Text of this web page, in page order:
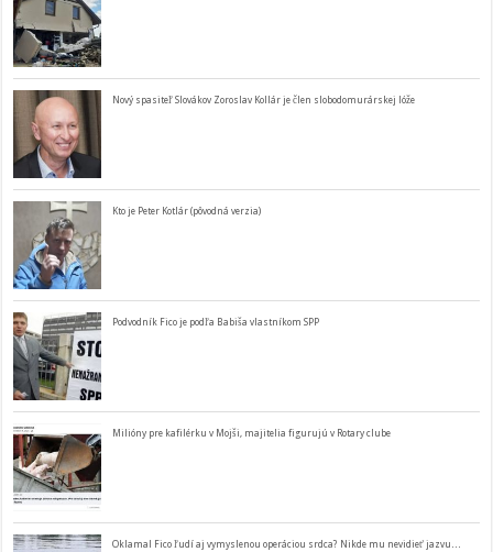
Nový spasiteľ Slovákov Zoroslav Kollár je člen slobodomurárskej lóže
Kto je Peter Kotlár (pôvodná verzia)
Podvodník Fico je podľa Babiša vlastníkom SPP
Milióny pre kafilérku v Mojši, majitelia figurujú v Rotary clube
Oklamal Fico ľudí aj vymyslenou operáciou srdca? Nikde mu nevidieť jazvu…